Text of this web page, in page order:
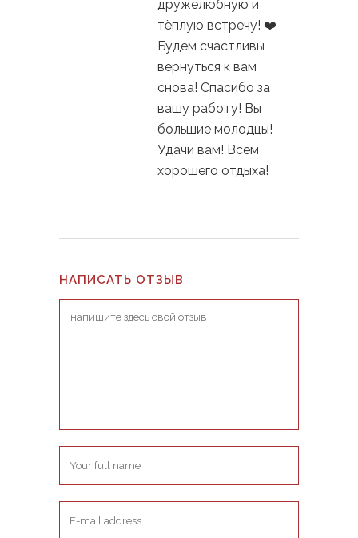
дружелюбную и
тёплую встречу! ❤️
Будем счастливы
вернуться к вам
снова! Спасибо за
вашу работу! Вы
большие молодцы!
Удачи вам! Всем
хорошего отдыха!
НАПИСАТЬ ОТЗЫВ